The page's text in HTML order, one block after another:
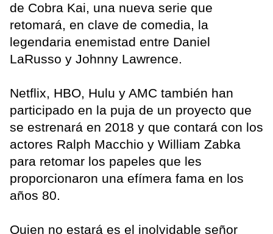
de Cobra Kai, una nueva serie que
retomará, en clave de comedia, la
legendaria enemistad entre Daniel
LaRusso y Johnny Lawrence.
Netflix, HBO, Hulu y AMC también han
participado en la puja de un proyecto que
se estrenará en 2018 y que contará con los
actores Ralph Macchio y William Zabka
para retomar los papeles que les
proporcionaron una efímera fama en los
años 80.
Quien no estará es el inolvidable señor